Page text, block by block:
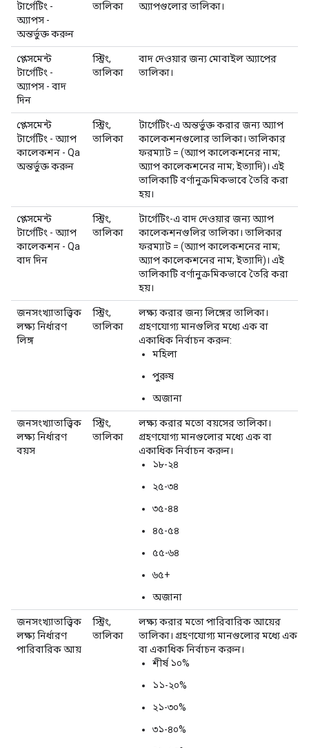
টার্গেটিং -
অ্যাপস -
অন্তর্ভুক্ত করুন
তালিকা অ্যাপগুলোর তালিকা।
প্লেসমেন্ট
টার্গেটিং -
অ্যাপস - বাদ
দিন
স্ট্রিং,
তালিকা
বাদ দেওয়ার জন্য মোবাইল অ্যাপের
তালিকা।
প্লেসমেন্ট
টার্গেটিং - অ্যাপ
কালেকশন - Qa
অন্তর্ভুক্ত করুন
স্ট্রিং,
তালিকা
টার্গেটিং-এ অন্তর্ভুক্ত করার জন্য অ্যাপ
কালেকশনগুলোর তালিকা। তালিকার
ফরম্যাট = (অ্যাপ কালেকশনের নাম;
অ্যাপ কালেকশনের নাম; ইত্যাদি)। এই
তালিকাটি বর্ণানুক্রমিকভাবে তৈরি করা
হয়।
প্লেসমেন্ট
টার্গেটিং - অ্যাপ
কালেকশন - Qa
বাদ দিন
স্ট্রিং,
তালিকা
টার্গেটিং-এ বাদ দেওয়ার জন্য অ্যাপ
কালেকশনগুলির তালিকা। তালিকার
ফরম্যাট = (অ্যাপ কালেকশনের নাম;
অ্যাপ কালেকশনের নাম; ইত্যাদি)। এই
তালিকাটি বর্ণানুক্রমিকভাবে তৈরি করা
হয়।
জনসংখ্যাতাত্ত্বিক
লক্ষ্য নির্ধারণ
লিঙ্গ
স্ট্রিং,
তালিকা
লক্ষ্য করার জন্য লিঙ্গের তালিকা।
গ্রহণযোগ্য মানগুলির মধ্যে এক বা
একাধিক নির্বাচন করুন:
মহিলা
পুরুষ
অজানা
জনসংখ্যাতাত্ত্বিক
লক্ষ্য নির্ধারণ
বয়স
স্ট্রিং,
তালিকা
লক্ষ্য করার মতো বয়সের তালিকা।
গ্রহণযোগ্য মানগুলোর মধ্যে এক বা
একাধিক নির্বাচন করুন।
১৮-২৪
২৫-৩৪
৩৫-৪৪
৪৫-৫৪
৫৫-৬৪
৬৫+
অজানা
জনসংখ্যাতাত্ত্বিক
লক্ষ্য নির্ধারণ
পারিবারিক আয়
স্ট্রিং,
তালিকা
লক্ষ্য করার মতো পারিবারিক আয়ের
তালিকা। গ্রহণযোগ্য মানগুলোর মধ্যে এক
বা একাধিক নির্বাচন করুন।
শীর্ষ ১০%
১১-২০%
২১-৩০%
৩১-৪০%